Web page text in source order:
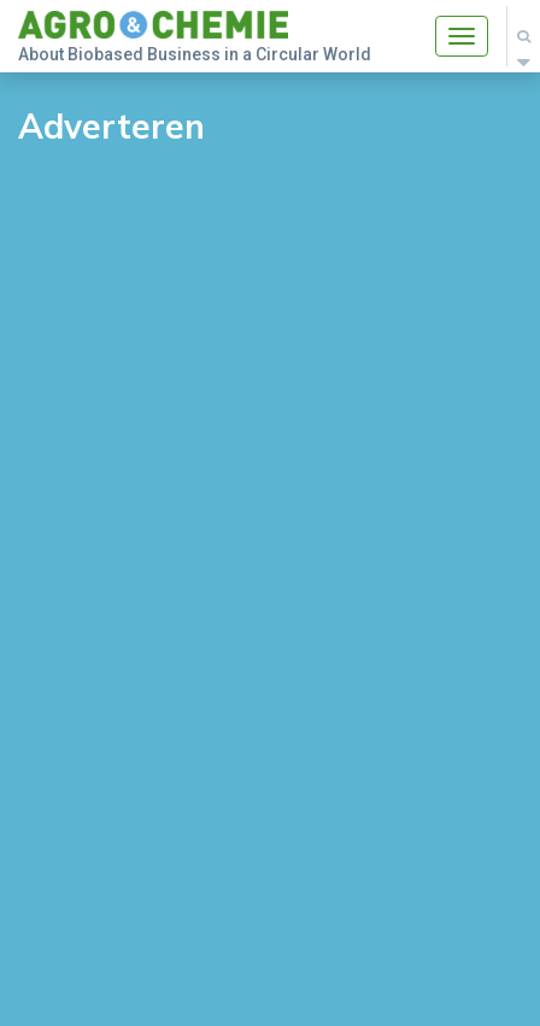
Toggle
About Biobased Business in a Circular World
Adverteren